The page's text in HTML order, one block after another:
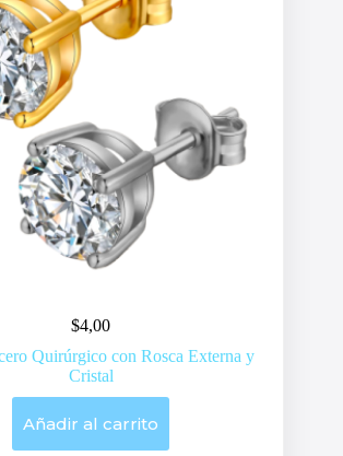
$4,00
Quirúrgico con Rosca Externa y
Cristal
Añadir al carrito